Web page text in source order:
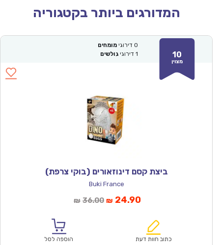
המדורגים ביותר בקטגוריה
10
מצוין
0 דירוגי מומחים
1 דירוגי גולשים
ביצת קסם דינוזאורים (בוקי צרפת)
Buki France
₪ 36.00המחיר
₪36.00.
₪ 24.90המחיר
הוא:
כתוב חוות דעת הוספה לסל